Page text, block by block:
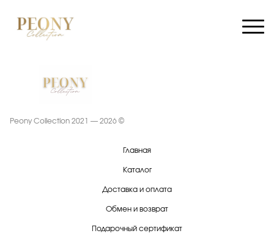
Peony Collection 2021 — 2026 ©
Главная
Каталог
Доставка и оплата
Обмен и возврат
Подарочный сертификат